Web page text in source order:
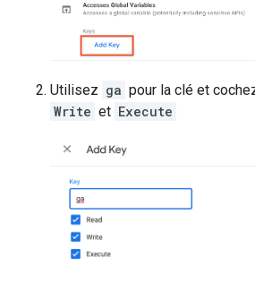
Utilisez ga pour la clé et
Write et Execute